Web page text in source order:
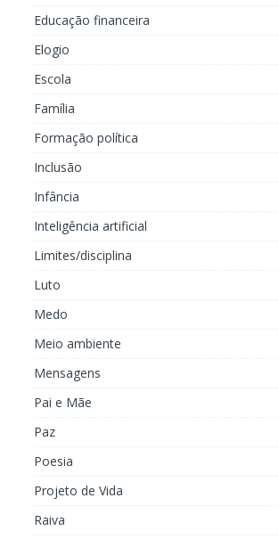
Educação financeira
Elogio
Escola
Família
Formação política
Inclusão
Infância
Inteligência artificial
Limites/disciplina
Luto
Medo
Meio ambiente
Mensagens
Pai e Mãe
Paz
Poesia
Projeto de Vida
Raiva